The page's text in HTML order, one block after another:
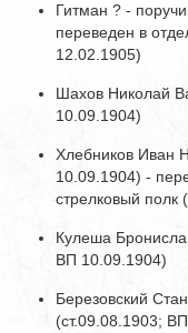
Гитман ? -
переведен в
12.02.1905)
Шахов Николай
10.09.1904)
Хлебников Иван
10.09.1904) -
стрелковый полк
Кулеша
ВП 10.09.1904)
Березовский
(ст.09.08.1903;